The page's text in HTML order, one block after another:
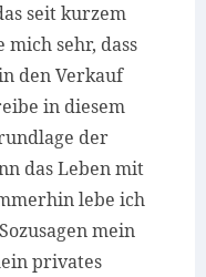
sehr, dass
den Verkauf
in diesem
der
das Leben mit
lebe ich
mein
privates